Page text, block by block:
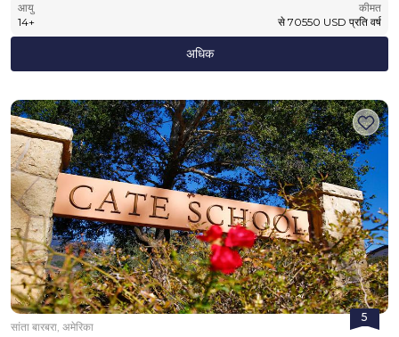
आयु
14+
कीमत
से 70550 USD प्रति वर्ष
अधिक
5
सांता बारबरा, अमेरिका